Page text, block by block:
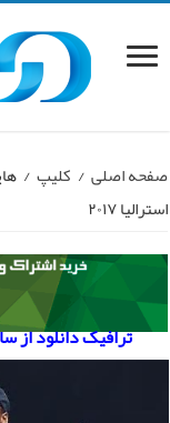
صفحه اصلی / کلیپ /
استرالیا ۲۰۱۷
ترافیک دانلود از